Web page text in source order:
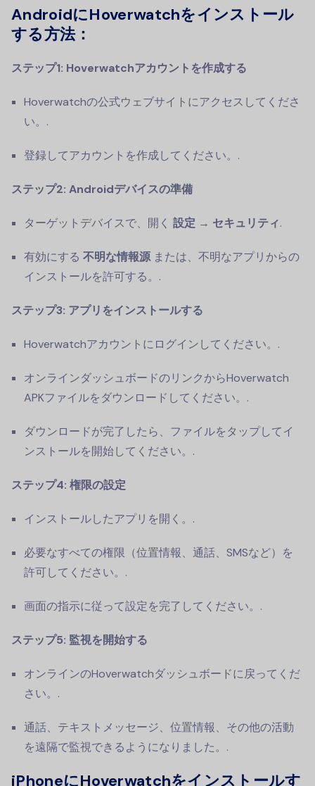
AndroidにHoverwatchをインストール
する方法：
ステップ1: Hoverwatchアカウントを作成する
Hoverwatchの公式ウェブサイトにアクセスしてくださ
い。.
登録してアカウントを作成してください。.
ステップ2: Androidデバイスの準備
ターゲットデバイスで、開く 設定 → セキュリティ.
有効にする 不明な情報源または、不明なアプリからの
インストールを許可する。.
ステップ3: アプリをインストールする
Hoverwatchアカウントにログインしてください。.
オンラインダッシュボードのリンクからHoverwatch
APKファイルをダウンロードしてください。.
ダウンロードが完了したら、ファイルをタップしてイ
ンストールを開始してください。.
ステップ4: 権限の設定
インストールしたアプリを開く。.
必要なすべての権限（位置情報、通話、SMSなど）を
許可してください。.
画面の指示に従って設定を完了してください。.
ステップ5: 監視を開始する
オンラインのHoverwatchダッシュボードに戻ってくだ
さい。.
通話、テキストメッセージ、位置情報、その他の活動
を遠隔で監視できるようになりました。.
iPhoneにHoverwatchをインストールす